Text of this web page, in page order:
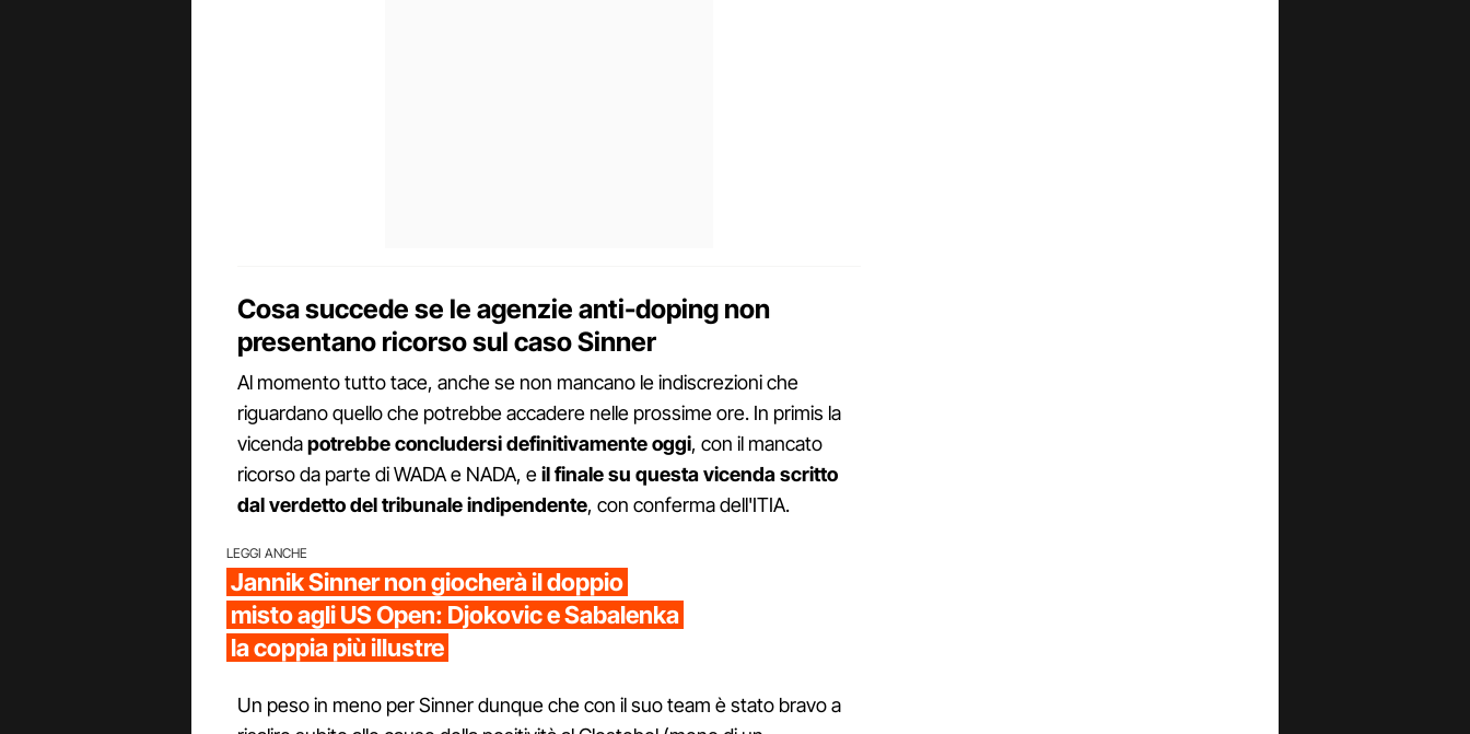
Cosa succede se le agenzie anti-doping non
presentano ricorso sul caso Sinner
Al momento tutto tace, anche se non mancano le indiscrezioni che
riguardano quello che potrebbe accadere nelle prossime ore. In primis la
vicendapotrebbe concludersi definitivamente oggi, con il mancato
ricorso da parte di WADA e NADA, eil finale su questa vicenda scritto
dal verdetto del tribunale indipendente, con conferma dell'ITIA.
LEGGI ANCHE
Jannik Sinner non giocherà il doppio
misto agli US Open: Djokovic e Sabalenka
la coppia più illustre
Un peso in meno per Sinner dunque che con il suo team è stato bravo a